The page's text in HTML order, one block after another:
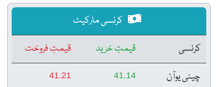
کرنسی مارکیٹ
کرنسی
قیمتِ خرید
قیمتِ فروخت
چینی یوآن
41.14
41.21